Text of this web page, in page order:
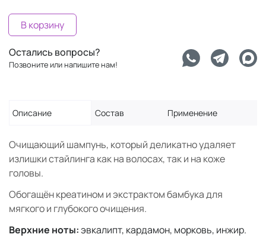
В корзину
Остались вопросы?
Позвоните или напишите нам!
Описание Состав Применение
Очищающий шампунь, который деликатно удаляет
излишки стайлинга как на волосах, так и на коже
головы.
Обогащён креатином и экстрактом бамбука для
мягкого и глубокого очищения.
Верхние ноты:эвкалипт, кардамон, морковь, инжир.